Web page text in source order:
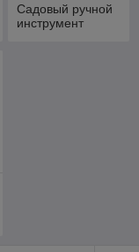
Садовый ручной
инструмент